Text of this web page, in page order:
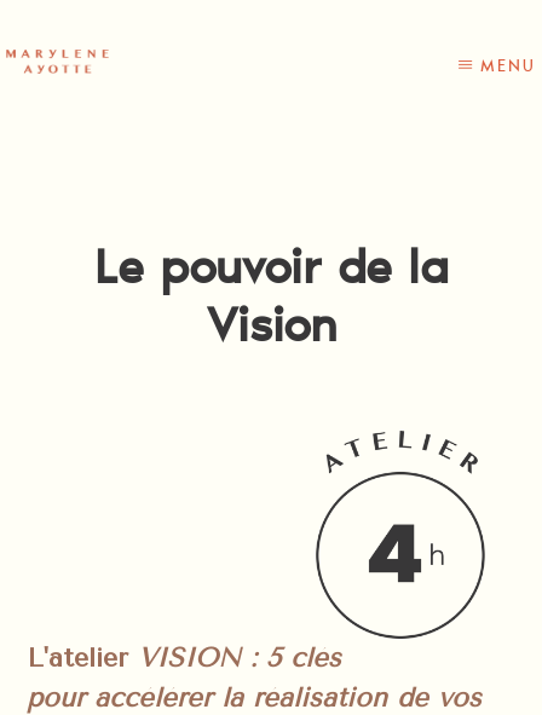
content
primary
MENU
Le pouvoir de la
Vision
L'atelier VISION : 5 clés
pour accélérer la réalisation de vos